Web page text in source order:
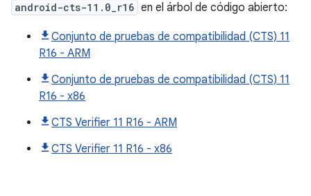
android-cts-11.0_r16 en el árbol de código abierto:
Conjunto de pruebas de compatibilidad (CTS) 11
R16 - ARM
Conjunto de pruebas de compatibilidad (CTS) 11
R16 - x86
CTS Verifier 11 R16 - ARM
CTS Verifier 11 R16 - x86